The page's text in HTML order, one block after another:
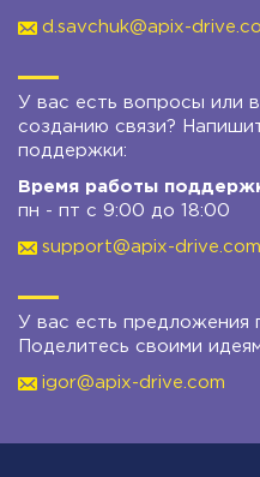
d.savchuk@apix-
У вас есть вопросы или
созданию связи?
поддержки:
Время работы
пн - пт с 9:00 до 18:00
support@apix-drive.com
У вас есть предложения
Поделитесь своими
igor@apix-drive.com